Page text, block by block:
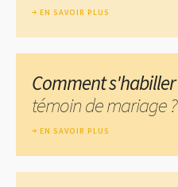
EN SAVOIR PLUS
Comment s'habiller
témoin de mariage ?
EN SAVOIR PLUS